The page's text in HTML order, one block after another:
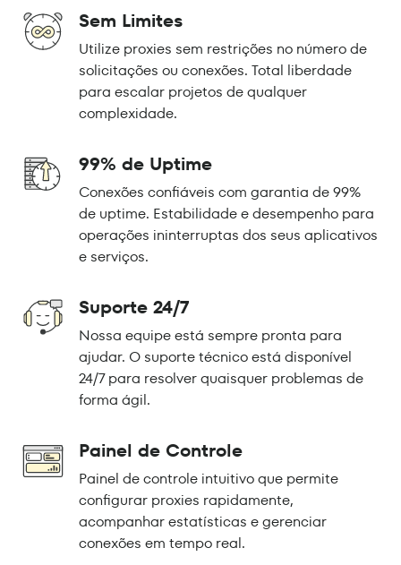
Sem Limites
Utilize proxies sem restrições no número de
solicitações ou conexões. Total liberdade
para escalar projetos de qualquer
complexidade.
99% de Uptime
Conexões confiáveis com garantia de 99%
de uptime. Estabilidade e desempenho para
operações ininterruptas dos seus aplicativos
e serviços.
Suporte 24/7
Nossa equipe está sempre pronta para
ajudar. O suporte técnico está disponível
24/7 para resolver quaisquer problemas de
forma ágil.
Painel de Controle
Painel de controle intuitivo que permite
configurar proxies rapidamente,
acompanhar estatísticas e gerenciar
conexões em tempo real.